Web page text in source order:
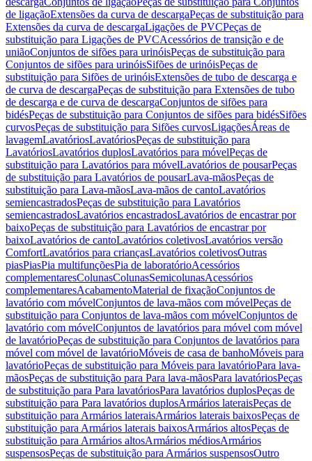
de ligaçãoExtensões da curva de descargaPeças de substituição para
Extensões da curva de descargaLigações de PVCPeças de
substituição para Ligações de PVCAcessórios de transição e de
uniãoConjuntos de sifões para urinóisPeças de substituição para
Conjuntos de sifões para urinóisSifões de urinóisPeças de
substituição para Sifões de urinóisExtensões de tubo de descarga e
de curva de descargaPeças de substituição para Extensões de tubo
de descarga e de curva de descargaConjuntos de sifões para
bidésPeças de substituição para Conjuntos de sifões para bidésSifões
curvosPeças de substituição para Sifões curvosLigaçõesÁreas de
lavagemLavatóriosLavatóriosPeças de substituição para
LavatóriosLavatórios duplosLavatórios para móvelPeças de
substituição para Lavatórios para móvelLavatórios de pousarPeças
de substituição para Lavatórios de pousarLava-mãosPeças de
substituição para Lava-mãosLava-mãos de cantoLavatórios
semiencastradosPeças de substituição para Lavatórios
semiencastradosLavatórios encastradosLavatórios de encastrar por
baixoPeças de substituição para Lavatórios de encastrar por
baixoLavatórios de cantoLavatórios coletivosLavatórios versão
ComfortLavatórios para criançasLavatórios coletivosOutras
piasPiasPia multifunçõesPia de laboratórioAcessórios
complementaresColunasColunasSemicolunasAcessórios
complementaresAcabamentoMaterial de fixaçãoConjuntos de
lavatório com móvelConjuntos de lava-mãos com móvelPeças de
substituição para Conjuntos de lava-mãos com móvelConjuntos de
lavatório com móvelConjuntos de lavatórios para móvel com móvel
de lavatórioPeças de substituição para Conjuntos de lavatórios para
móvel com móvel de lavatórioMóveis de casa de banhoMóveis para
lavatórioPeças de substituição para Móveis para lavatórioPara lava-
mãosPeças de substituição para Para lava-mãosPara lavatóriosPeças
de substituição para Para lavatóriosPara lavatórios duplosPeças de
substituição para Para lavatórios duplosArmários lateraisPeças de
substituição para Armários lateraisArmários laterais baixosPeças de
substituição para Armários laterais baixosArmários altosPeças de
substituição para Armários altosArmários médiosArmários
suspensosPeças de substituição para Armários suspensosOutro